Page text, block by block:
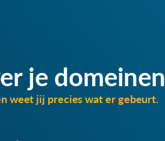
je domeinen
weet jij precies wat er gebeurt.